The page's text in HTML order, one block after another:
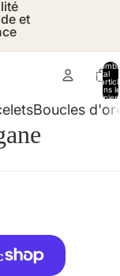
et
total
dans le
Boucles